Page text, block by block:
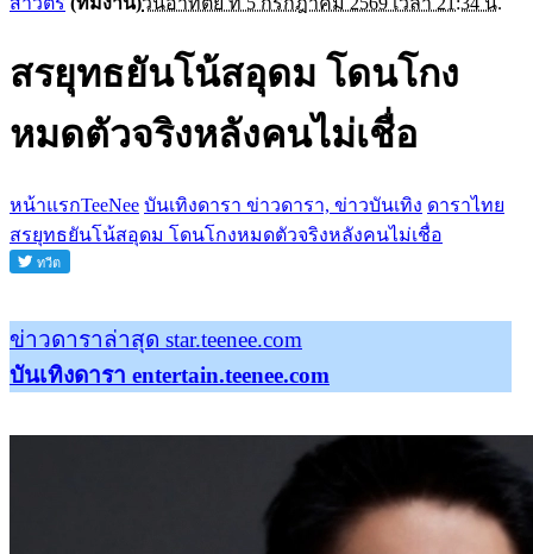
สรยุทธยันโน้สอุดม โดนโกง
หมดตัวจริงหลังคนไม่เชื่อ
หน้าแรกTeeNee บันเทิงดารา ข่าวดารา, ข่าวบันเทิง ดาราไทย
สรยุทธยันโน้สอุดม โดนโกงหมดตัวจริงหลังคนไม่เชื่อ
ข่าวดาราล่าสุด star.teenee.com
บันเทิงดารา entertain.teenee.com